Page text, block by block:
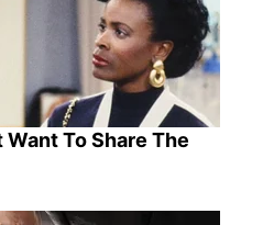
To Share The